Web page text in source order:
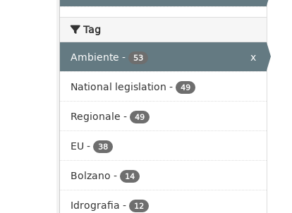
Tag
Ambiente - 53
x
National legislation - 49
Regionale - 49
EU - 38
Bolzano - 14
Idrografia - 12